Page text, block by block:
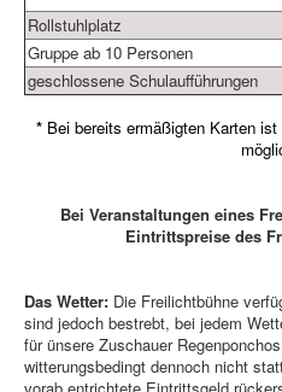
Rollstuhlplatz
Gruppe ab 10 Personen
geschlossene Schulaufführungen
* Bei bereits ermäßigten Karten
Bei Veranstaltungen eines
Eintrittspreise des
Das Wetter: Die Freilichtbühne
sind jedoch bestrebt, bei jedem
für ünsere Zuschauer
witterungsbedingt dennoch nicht